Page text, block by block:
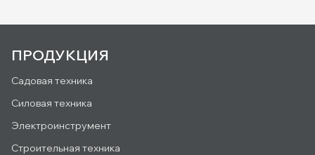
ПРОДУКЦИЯ
Садовая техника
Силовая техника
Электроинструмент
Строительная техника